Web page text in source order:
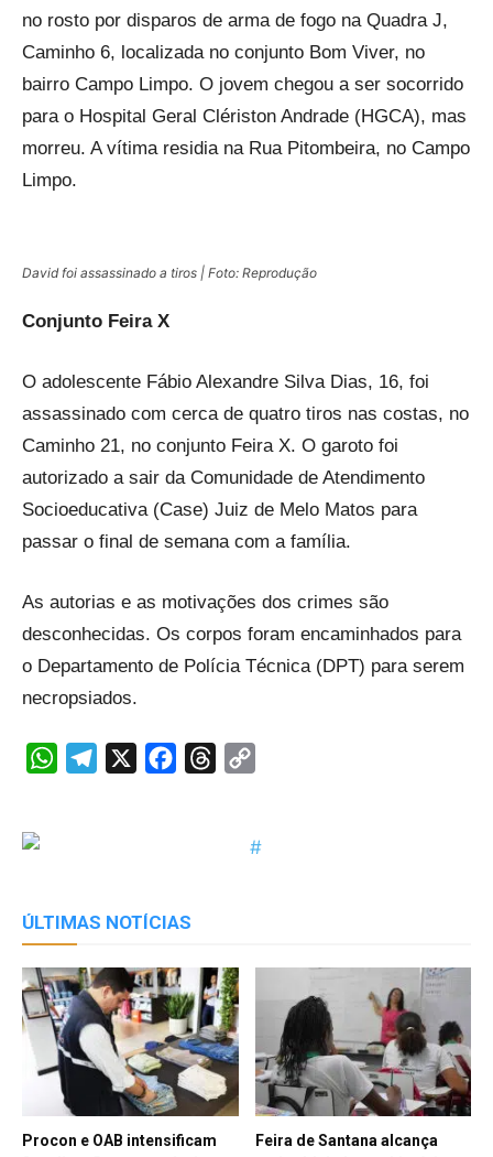
no rosto por disparos de arma de fogo na Quadra J,
Caminho 6, localizada no conjunto Bom Viver, no
bairro Campo Limpo. O jovem chegou a ser socorrido
para o Hospital Geral Clériston Andrade (HGCA), mas
morreu. A vítima residia na Rua Pitombeira, no Campo
Limpo.
David foi assassinado a tiros | Foto: Reprodução
Conjunto Feira X
O adolescente Fábio Alexandre Silva Dias, 16, foi
assassinado com cerca de quatro tiros nas costas, no
Caminho 21, no conjunto Feira X. O garoto foi
autorizado a sair da Comunidade de Atendimento
Socioeducativa (Case) Juiz de Melo Matos para
passar o final de semana com a família.
As autorias e as motivações dos crimes são
desconhecidas. Os corpos foram encaminhados para
o Departamento de Polícia Técnica (DPT) para serem
necropsiados.
WhatsAppTelegram FacebookThreads
ÚLTIMAS NOTÍCIAS
Procon e OAB intensificam
Feira de Santana alcança